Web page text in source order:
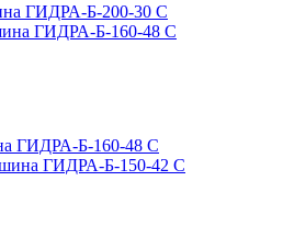
ГИДРА-Б-200-30 С
ГИДРА-Б-160-48 С